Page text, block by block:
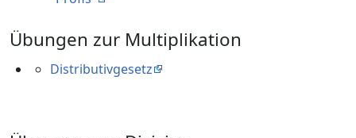
Übungen zur Multiplikation
Distributivgesetz